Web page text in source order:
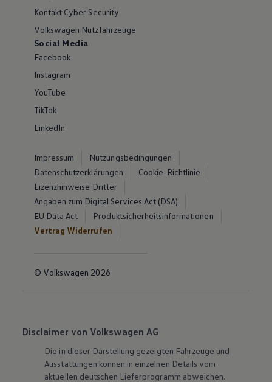
Kontakt Cyber Security
Volkswagen Nutzfahrzeuge
Social Media
Facebook
Instagram
YouTube
TikTok
LinkedIn
Impressum
Nutzungsbedingungen
Datenschutzerklärungen
Cookie-Richtlinie
Lizenzhinweise Dritter
Angaben zum Digital Services Act (DSA)
EU Data Act
Produktsicherheitsinformationen
Vertrag Widerrufen
© Volkswagen 2026
Disclaimer von Volkswagen AG
Die in dieser Darstellung gezeigten Fahrzeuge und
Ausstattungen können in einzelnen Details vom
aktuellen deutschen Lieferprogramm abweichen.